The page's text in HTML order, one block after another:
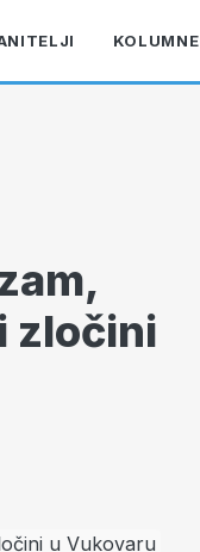
KOLUMNE
zločini